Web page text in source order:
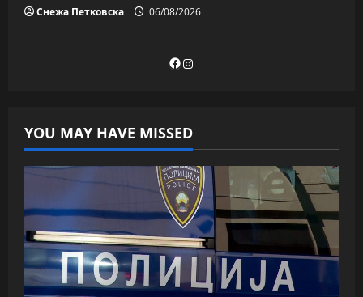
Снежа Петковска 06/08/2026
Facebook
Instagram
YOU MAY HAVE MISSED